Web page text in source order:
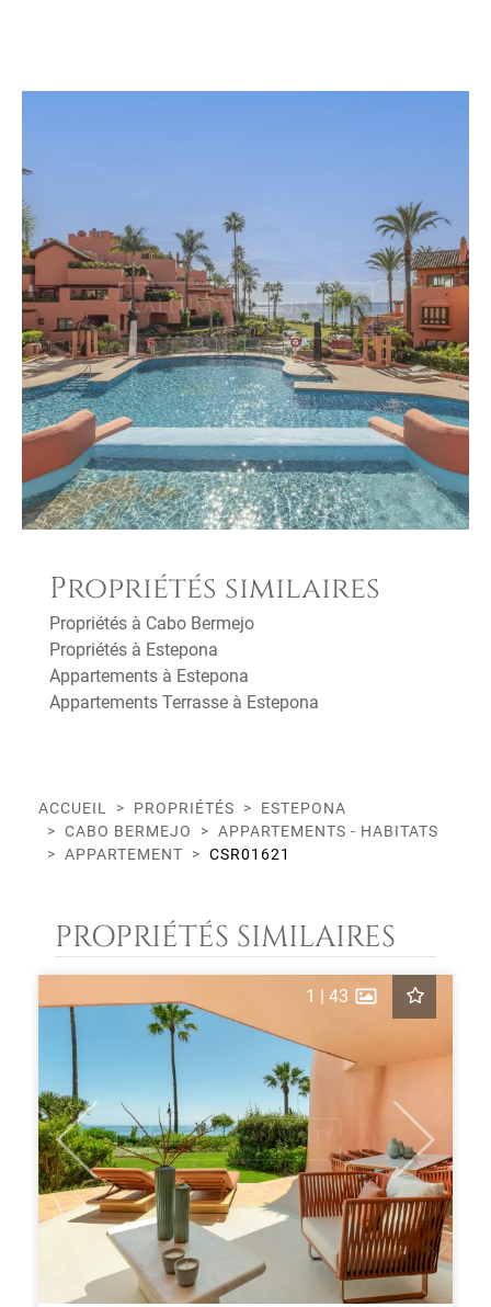
Propriétés similaires
Propriétés à Cabo Bermejo
Propriétés à Estepona
Appartements à Estepona
Appartements Terrasse à Estepona
ACCUEIL PROPRIÉTÉS
ESTEPONA
CABO BERMEJO
APPARTEMENTS - HABITATS
APPARTEMENT
CSR01621
PROPRIÉTÉS SIMILAIRES
Previous Next
1 | 43